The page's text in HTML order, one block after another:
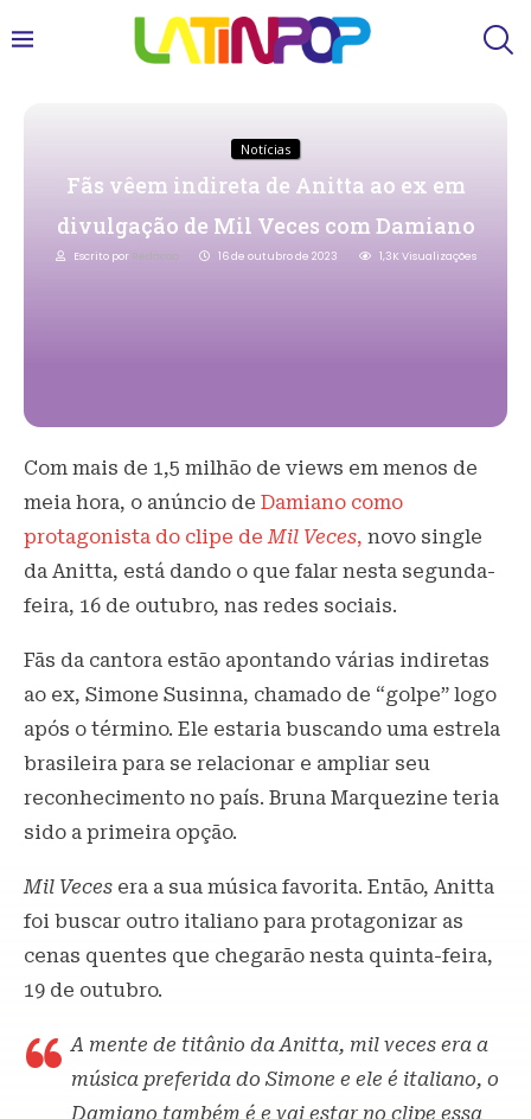
Notícias
Fãs vêem indireta de Anitta ao ex em
divulgação de Mil Veces com Damiano
Escrito por Redacao 16 de outubro de 2023 1,3K Visualizações
Com mais de 1,5 milhão de views em menos de
meia hora, o anúncio de Damiano como
protagonista do clipe deMil Veces, novo single
da Anitta, está dando o que falar nesta segunda-
feira, 16 de outubro, nas redes sociais.
Fãs da cantora estão apontando várias indiretas
ao ex, Simone Susinna, chamado de “golpe” logo
após o término. Ele estaria buscando uma estrela
brasileira para se relacionar e ampliar seu
reconhecimento no país. Bruna Marquezine teria
sido a primeira opção.
Mil Veces era a sua música favorita. Então, Anitta
foi buscar outro italiano para protagonizar as
cenas quentes que chegarão nesta quinta-feira,
19 de outubro.
A mente de titânio da Anitta, mil veces era a
música preferida do Simone e ele é italiano, o
Damiano também é e vai estar no clipe essa